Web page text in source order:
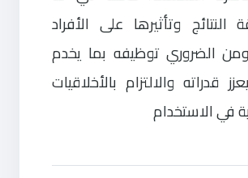
النتائج وتأثيرها على الأفراد
الضروري توظيفه بما يخدم
قدراته والالتزام بالأخلاقيات
في الاستخدام